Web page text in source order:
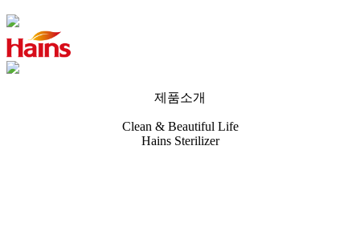
제품소개
Clean & Beautiful Life
Hains Sterilizer